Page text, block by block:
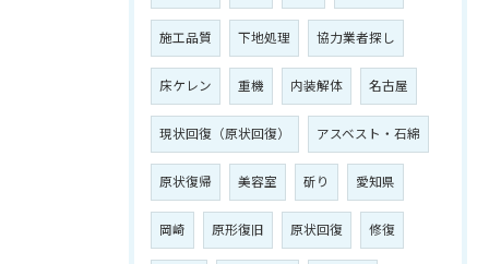
施工品質 下地処理 協力業者探し
床ケレン 重機 内装解体 名古屋
現状回復（原状回復） アスベスト・石綿
原状復帰 美容室 斫り 愛知県
岡崎 原形復旧 原状回復 修復